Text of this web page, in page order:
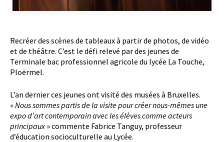
Recréer des scènes de tableaux à partir de photos, de vidéo
et de théâtre. C’est le défi relevé par des jeunes de
Terminale bac professionnel agricole du lycée La Touche,
Ploërmel.
L’an dernier ces jeunes ont visité des musées à Bruxelles.
« Nous sommes partis de la visite pour créer nous-mêmes une
expo d’art contemporain avec les élèves comme acteurs
principaux» commente Fabrice Tanguy, professeur
d’éducation socioculturelle au Lycée.